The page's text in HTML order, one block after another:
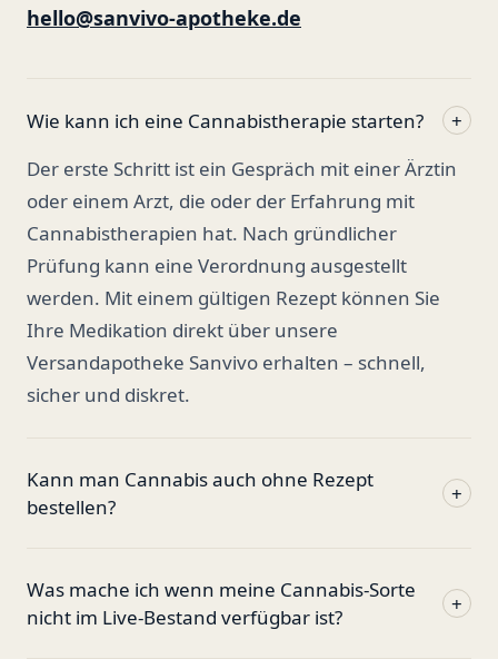
hello@sanvivo-apotheke.de
Wie kann ich eine Cannabistherapie starten?
+
Der erste Schritt ist ein Gespräch mit einer Ärztin
oder einem Arzt, die oder der Erfahrung mit
Cannabistherapien hat. Nach gründlicher
Prüfung kann eine Verordnung ausgestellt
werden. Mit einem gültigen Rezept können Sie
Ihre Medikation direkt über unsere
Versandapotheke Sanvivo erhalten – schnell,
sicher und diskret.
Kann man Cannabis auch ohne Rezept
bestellen?
+
Was mache ich wenn meine Cannabis-Sorte
nicht im Live-Bestand verfügbar ist?
+